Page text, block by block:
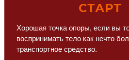
СТАРТ
Хорошая точка опоры, если вы
воспринимать тело как нечто
транспортное средство.